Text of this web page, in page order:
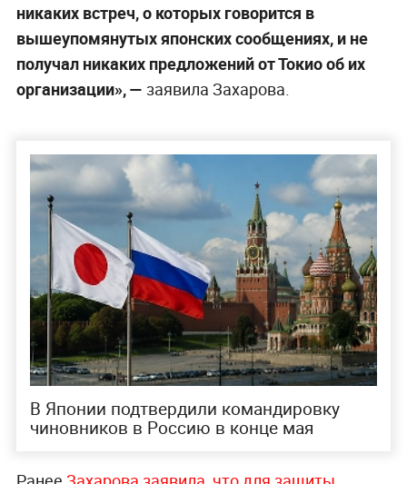
никаких встреч, о которых говорится в
вышеупомянутых японских сообщениях, и не
получал никаких предложений от Токио об их
организации», — заявила Захарова.
В Японии подтвердили командировку
чиновников в Россию в конце мая